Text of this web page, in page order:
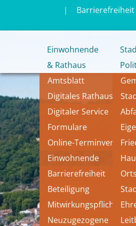
| Barrierefreiheit
Einwohnende
& Rathaus
Amtsblatt
Digitales Rathaus
Digitaler Service
Formulare
Online-
Einwohnende
Barrierefreiheit
Beteiligung
Mitwirkungspflichten
Neuzugezogene